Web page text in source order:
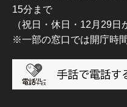
15分まで
（祝日・休日・12月29日
※一部の窓口では開庁時